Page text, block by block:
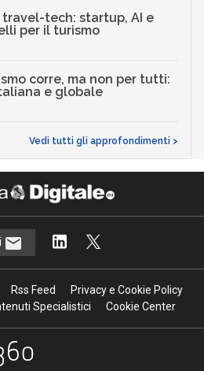
travel-tech: startup, AI e
per il turismo
corre, ma non per tutti:
e globale
Vedi tutti gli approfondimenti >
Rss Feed
Privacy e Cookie Policy
Specialistici
Cookie Center